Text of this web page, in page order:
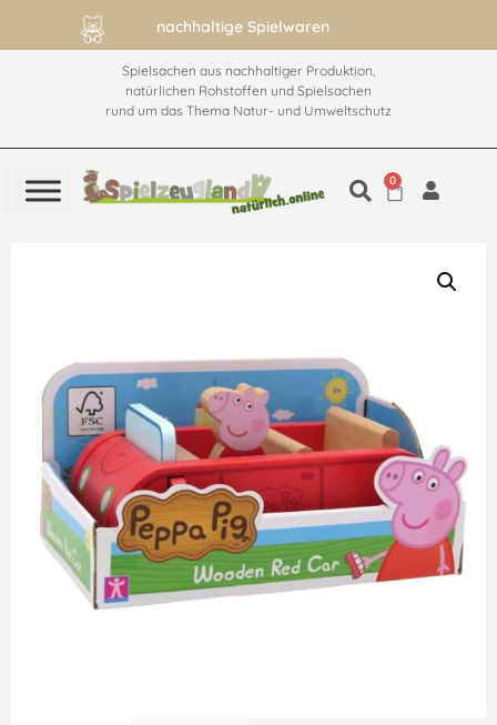
ab 60€ versandkostenfrei
Spielsachen aus nachhaltiger Produktion,
natürlichen Rohstoffen und Spielsachen
rund um das Thema Natur- und Umweltschutz
0